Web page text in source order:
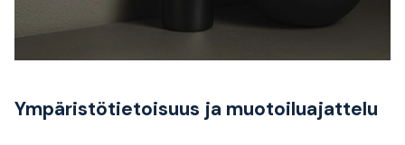
Ympäristötietoisuus ja muotoiluajattelu